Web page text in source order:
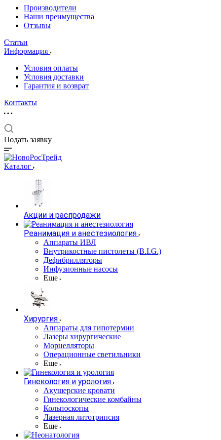
Производители
Наши преимущества
Отзывы
Статьи
Информация
Условия оплаты
Условия доставки
Гарантия и возврат
Контакты
Подать заявку
Каталог
Акции и распродажи
Реанимация и анестезиология
Аппараты ИВЛ
Внутрикостные пистолеты (B.I.G.)
Дефибрилляторы
Инфузионные насосы
Еще
Хирургия
Аппараты для гипотермии
Лазеры хирургические
Морцелляторы
Операционные светильники
Еще
Гинекология и урология
Акушерские кровати
Гинекологические комбайны
Кольпоскопы
Лазерная литотрипсия
Еще